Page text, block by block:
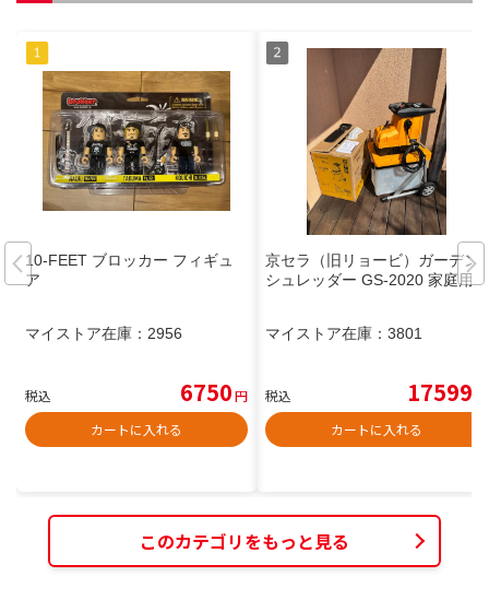
10-FEET ブロッカー フィギュ
ア
マイストア在庫： 2956
税込 6750円
カートに入れる
京セラ（旧リョービ）ガーデン
シュレッダー GS-2020 家庭用
マイストア在庫： 3801
税込 17599
カートに入れる
このカテゴリをもっと見る